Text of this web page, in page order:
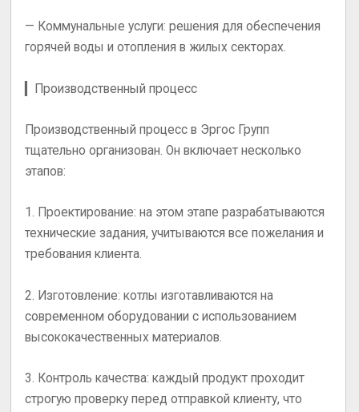
— Коммунальные услуги: решения для обеспечения
горячей воды и отопления в жилых секторах.
▎Производственный процесс
Производственный процесс в Эргос Групп
тщательно организован. Он включает несколько
этапов:
1. Проектирование: на этом этапе разрабатываются
технические задания, учитываются все пожелания и
требования клиента.
2. Изготовление: котлы изготавливаются на
современном оборудовании с использованием
высококачественных материалов.
3. Контроль качества: каждый продукт проходит
строгую проверку перед отправкой клиенту, что